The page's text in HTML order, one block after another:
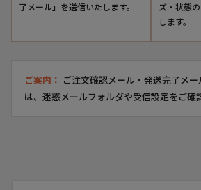
了メール」を送信いたします。
ズ・状態
します。
ご案内： ご注文確認メール・発送完了メ
は、迷惑メールフォルダや受信設定をご確